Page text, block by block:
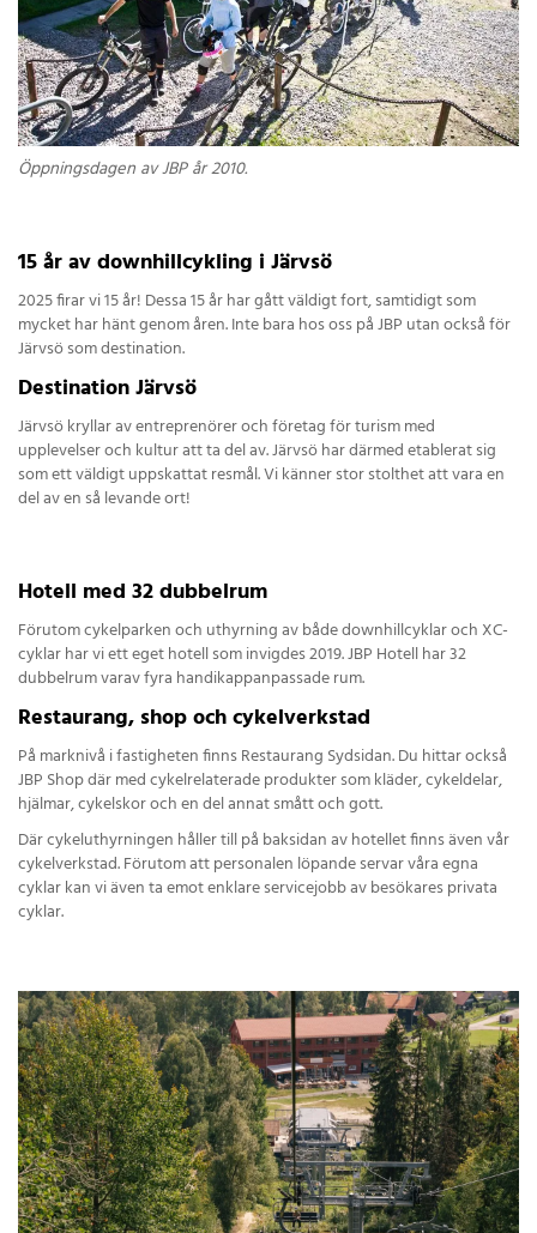
Öppningsdagen av JBP år 2010.
15 år av downhillcykling i Järvsö
2025 firar vi 15 år! Dessa 15 år har gått väldigt fort, samtidigt som
mycket har hänt genom åren. Inte bara hos oss på JBP utan också för
Järvsö som destination.
Destination Järvsö
Järvsö kryllar av entreprenörer och företag för turism med
upplevelser och kultur att ta del av. Järvsö har därmed etablerat sig
som ett väldigt uppskattat resmål. Vi känner stor stolthet att vara en
del av en så levande ort!
Hotell med 32 dubbelrum
Förutom cykelparken och uthyrning av både downhillcyklar och XC-
cyklar har vi ett eget hotell som invigdes 2019. JBP Hotell har 32
dubbelrum varav fyra handikappanpassade rum.
Restaurang, shop och cykelverkstad
På marknivå i fastigheten finns Restaurang Sydsidan. Du hittar också
JBP Shop där med cykelrelaterade produkter som kläder, cykeldelar,
hjälmar, cykelskor och en del annat smått och gott.
Där cykeluthyrningen håller till på baksidan av hotellet finns även vår
cykelverkstad. Förutom att personalen löpande servar våra egna
cyklar kan vi även ta emot enklare servicejobb av besökares privata
cyklar.